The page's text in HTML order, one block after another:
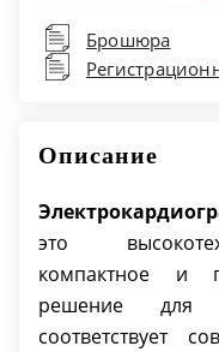
Емкость
Количество
Брошюра
Описание
это
компактное и
решение для
соответствует